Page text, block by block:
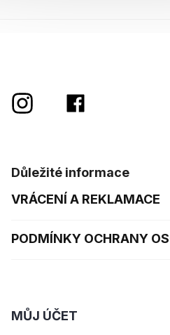
Důležité informace
VRÁCENÍ A REKLAMACE
PODMÍNKY OCHRANY
MŮJ ÚČET